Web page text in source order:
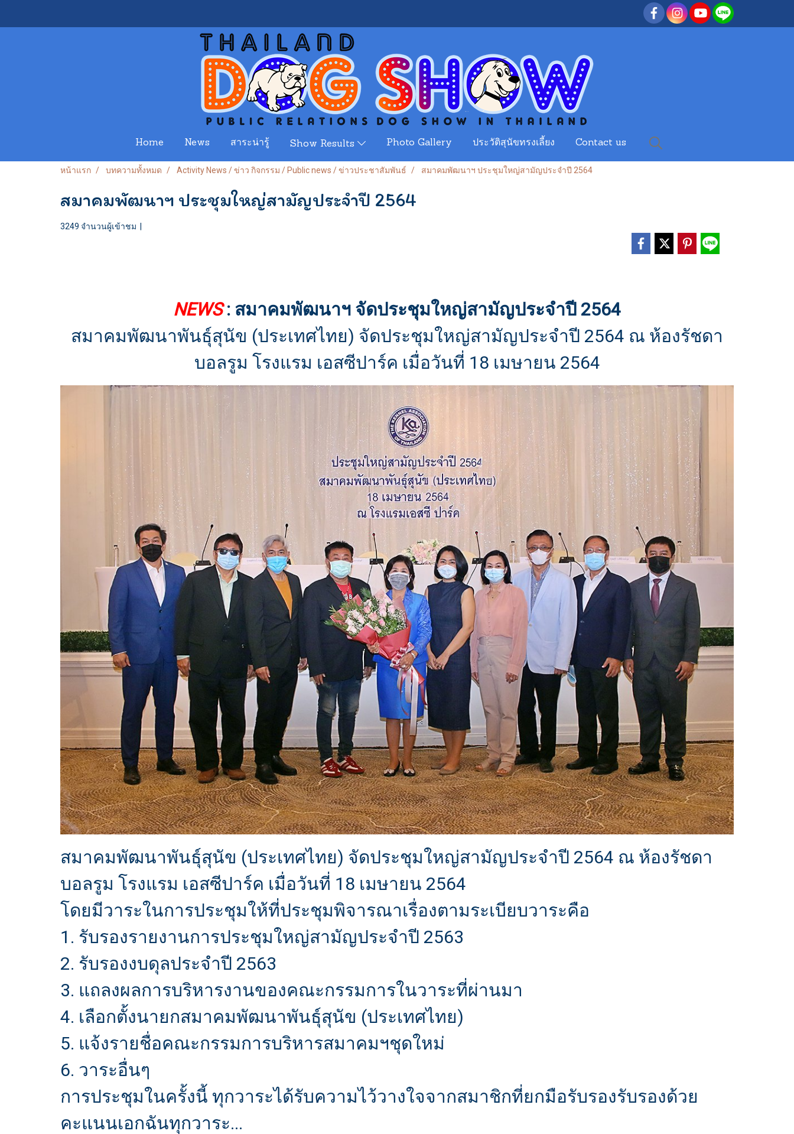
Home News สาระน่ารู้ Show Results Photo Gallery ประวัติสุนัขทรงเลี้ยง Contact us
หน้าแรก บทความทั้งหมด Activity News / ข่าว กิจกรรม / Public news / ข่าวประชาสัมพันธ์ สมาคมพัฒนาฯ ประชุมใหญ่สามัญประจำปี 2564
สมาคมพัฒนาฯ ประชุมใหญ่สามัญประจำปี 2564
3249 จำนวนผู้เข้าชม |
NEWS: สมาคมพัฒนาฯ จัดประชุมใหญ่สามัญประจำปี 2564
สมาคมพัฒนาพันธุ์สุนัข (ประเทศไทย) จัดประชุมใหญ่สามัญประจำปี 2564 ณ ห้องรัชดา
บอลรูม โรงแรม เอสซีปาร์ค เมื่อวันที่ 18 เมษายน 2564
สมาคมพัฒนาพันธุ์สุนัข (ประเทศไทย) จัดประชุมใหญ่สามัญประจำปี 2564 ณ ห้องรัชดา
บอลรูม โรงแรม เอสซีปาร์ค เมื่อวันที่ 18 เมษายน 2564
โดยมีวาระในการประชุมให้ที่ประชุมพิจารณาเรื่องตามระเบียบวาระคือ
1. รับรองรายงานการประชุมใหญ่สามัญประจำปี 2563
2. รับรองงบดุลประจำปี 2563
3. แถลงผลการบริหารงานของคณะกรรมการในวาระที่ผ่านมา
4. เลือกตั้งนายกสมาคมพัฒนาพันธุ์สุนัข (ประเทศไทย)
5. แจ้งรายชื่อคณะกรรมการบริหารสมาคมฯชุดใหม่
6. วาระอื่นๆ
การประชุมในครั้งนี้ ทุกวาระได้รับความไว้วางใจจากสมาชิกที่ยกมือรับรองรับรองด้วย
คะแนนเอกฉันทุกวาระ...